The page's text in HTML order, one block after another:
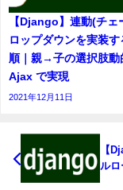
【Django】連動(チェ
ロップダウンを実装す
順｜親→子の選択肢動
Ajax で実現
2021年12月11日
【
ル